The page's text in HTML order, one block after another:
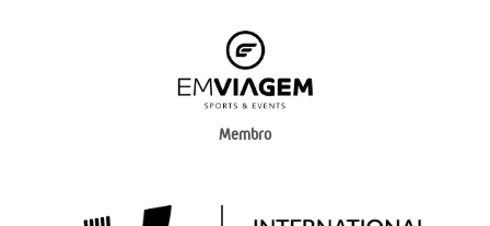
Membro